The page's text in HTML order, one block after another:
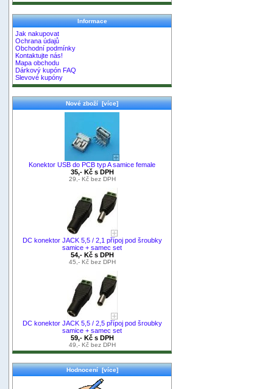
Informace
Jak nakupovat
Ochrana údajů
Obchodní podmínky
Kontaktujte nás!
Mapa obchodu
Dárkový kupón FAQ
Slevové kupóny
Nové zboží [více]
Konektor USB do PCB typ A samice female
35,- Kč s DPH
29,- Kč bez DPH
DC konektor JACK 5,5 / 2,1 přípoj pod šroubky
samice + samec set
54,- Kč s DPH
45,- Kč bez DPH
DC konektor JACK 5,5 / 2,5 přípoj pod šroubky
samice + samec set
59,- Kč s DPH
49,- Kč bez DPH
Hodnocení [více]